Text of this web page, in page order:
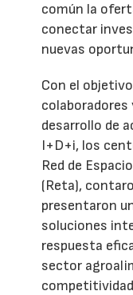
común la
conectar
nuevas
Con el
colaboradores
desarrollo de
I+D+i, los
Red de
(Reta),
presentaron
soluciones
respuesta
sector